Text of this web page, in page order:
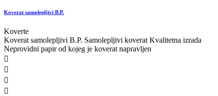
Koverat samolepljivi B.P.
Koverte
Koverat samolepljivi B.P. Samolepljivi koverat Kvalitetna izrada
Neprovidni papir od kojeg je koverat napravljen



